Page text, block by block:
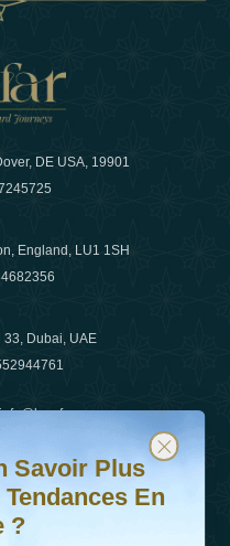
DE USA, 19901
England, LU1 1SH
33, Dubai, UAE
info@luxafar.com
sur les dernières
et restez informé
Savoir Plus
En
?